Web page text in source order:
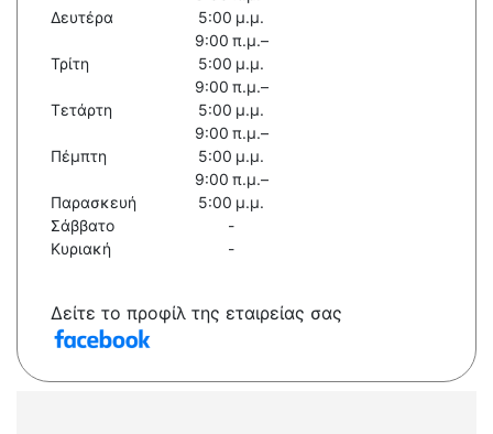
Δευτέρα
5:00 μ.μ.
Τρίτη
9:00 π.μ.–
5:00 μ.μ.
Τετάρτη
9:00 π.μ.–
5:00 μ.μ.
Πέμπτη
9:00 π.μ.–
5:00 μ.μ.
Παρασκευή
9:00 π.μ.–
5:00 μ.μ.
Σάββατο
-
Κυριακή
-
Δείτε το προφίλ της εταιρείας σας